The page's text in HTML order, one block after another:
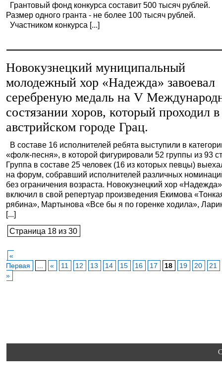
Грантовый фонд конкурса составит 500 тысяч рублей.
Размер одного гранта - не более 100 тысяч рублей.
Участником конкурса [...]
Новокузнецкий муниципальный
молодежный хор «Надежда» завоевал
серебреную медаль на V
состязании хоров, который проходил в
австрийском городе Грац.
В составе 16 исполнителей ребята выступили в
«фолк-песня», в которой фигурировали 52 группы из 93
Группа в составе 25 человек (16 из которых певцы)
на форум, собравший исполнителей различных
без ограничения возраста. Новокузнецкий хор «Надежда»
включил в свой репертуар произведения Екимова
рябина», Мартынова «Все бы я по горенке ходила»,
[...]
Страница 18 из 30
«
Первая
« 11 12 13 14 15 16 17 18 19 20
21
»